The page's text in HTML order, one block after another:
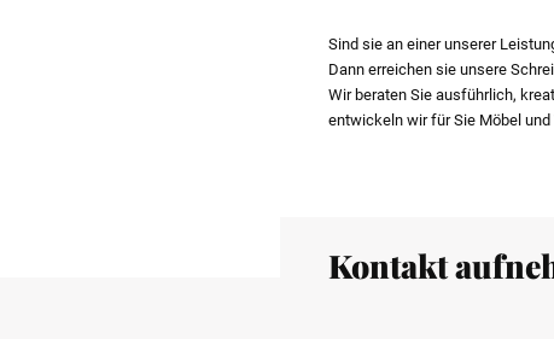
Sind sie an einer unserer
Dann erreichen sie unsere
Wir beraten Sie ausführlich,
entwickeln wir für Sie Möbel
Kontakt